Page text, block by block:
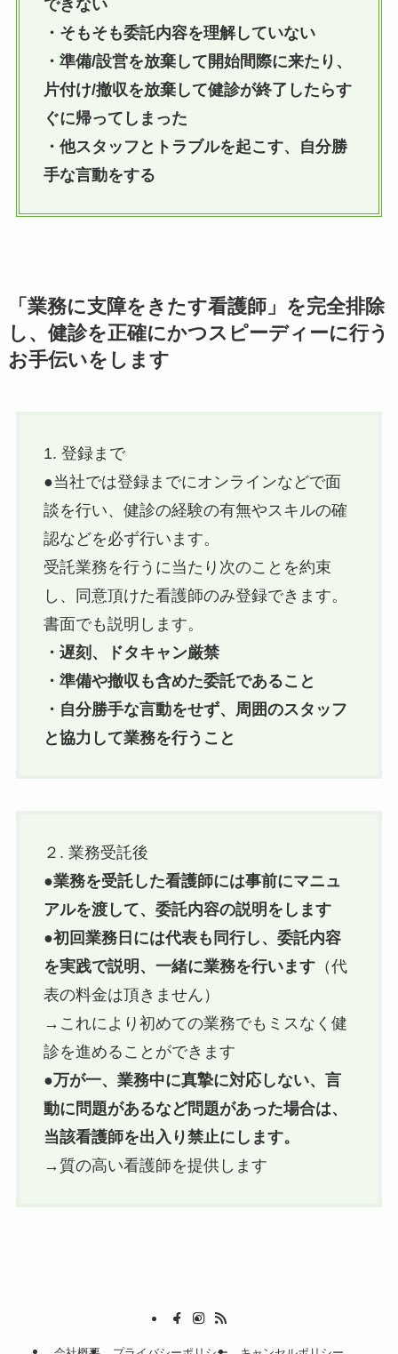
できない
・そもそも委託内容を理解していない
・準備/設営を放棄して開始間際に来たり、
片付け/撤収を放棄して健診が終了したらす
ぐに帰ってしまった
・他スタッフとトラブルを起こす、自分勝
手な言動をする
「業務に支障をきたす看護師」を完全排除
し、健診を正確にかつスピーディーに行う
お手伝いをします
1. 登録まで
●当社では登録までにオンラインなどで面
談を行い、健診の経験の有無やスキルの確
認などを必ず行います。
受託業務を行うに当たり次のことを約束
し、同意頂けた看護師のみ登録できます。
書面でも説明します。
・遅刻、ドタキャン厳禁
・準備や撤収も含めた委託であること
・自分勝手な言動をせず、周囲のスタッフ
と協力して業務を行うこと
２. 業務受託後
●業務を受託した看護師には事前にマニュ
アルを渡して、委託内容の説明をします
●初回業務日には代表も同行し、委託内容
を実践で説明、一緒に業務を行います（代
表の料金は頂きません）
→これにより初めての業務でもミスなく健
診を進めることができます
●万が一、業務中に真摯に対応しない、言
動に問題があるなど問題があった場合は、
当該看護師を出入り禁止にします。
→質の高い看護師を提供します